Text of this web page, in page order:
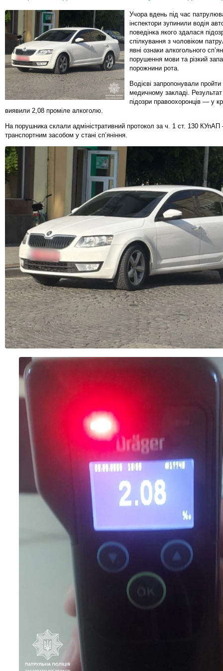
Учора вдень під час
інспектори зупинили водія
поведінка якого здалася
спілкування з чоловіком
явні ознаки алкогольного
порушення мови та різкий
порожнини рота.
Водієві запропонували
медичному закладі. Результат
підозри правоохоронців — у
виявили 2,08 проміле алкоголю.
На порушника склали адміністративний протокол за ч. 1 ст. 130
транспортним засобом у стані сп’яніння.